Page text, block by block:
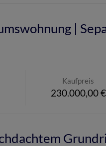
|
Kaufpreis
230.000,00 €